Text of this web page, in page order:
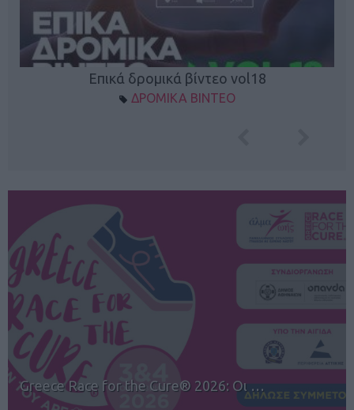
Επικά δρομικά βίντεο vol18
ΔΡΟΜΙΚΑ ΒΙΝΤΕΟ
12ος TUI Rhodes Marathon: Άνοιγμα ε…